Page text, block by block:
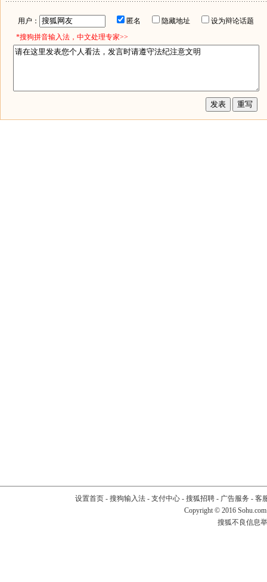
用户： 匿名 隐藏地址
设为辩论话题
*搜狗拼音输入法，中文处理专家>>
设置首页- 搜狗输入法- 支付中心- 搜狐招聘- 广告服务 - 客
Copyright © 2016
搜狐不良信息